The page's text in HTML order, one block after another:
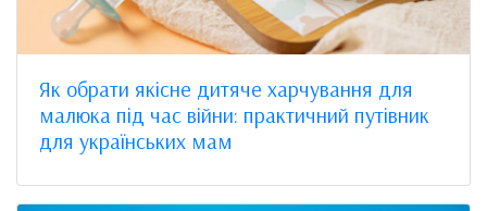
Як обрати якісне дитяче харчування для
малюка під час війни: практичний путівник
для українських мам